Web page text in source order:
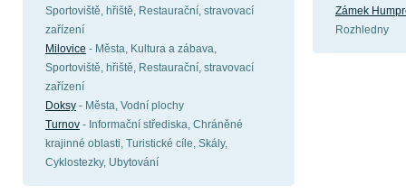
Sportoviště, hřiště, Restaurační, stravovací
zařízení
Milovice - Města, Kultura a zábava,
Sportoviště, hřiště, Restaurační, stravovací
zařízení
Doksy - Města, Vodní plochy
Turnov - Informační střediska, Chráněné
krajinné oblasti, Turistické cíle, Skály,
Cyklostezky, Ubytování
Zámek
Rozhledny